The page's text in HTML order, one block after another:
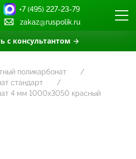
с консультантом →
+7 (495) 227-23-79
zakaz@ruspolik.ru
поликарбонат
стандарт
4 мм 1000х3050 красный